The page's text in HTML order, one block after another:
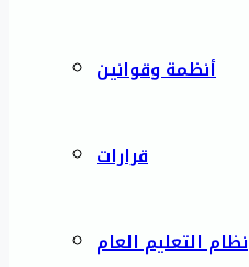
أنظمة وقوانين
قرارات
نظام التعليم العام